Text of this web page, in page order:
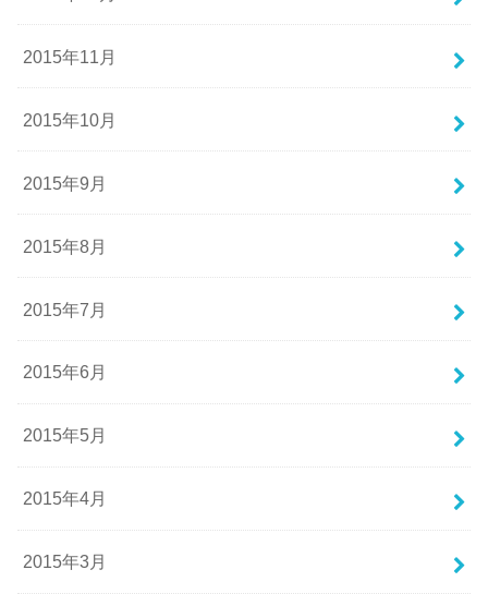
2015年11月
2015年10月
2015年9月
2015年8月
2015年7月
2015年6月
2015年5月
2015年4月
2015年3月